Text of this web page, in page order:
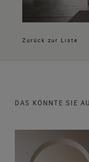
Zurück zur Liste
DAS KÖNNTE SIE